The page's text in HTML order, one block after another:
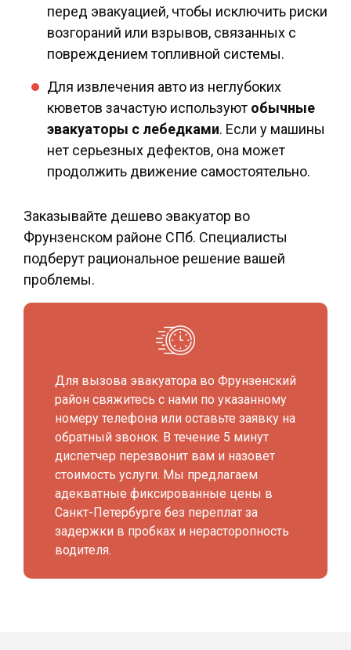
перед эвакуацией, чтобы исключить риски
возгораний или взрывов, связанных с
повреждением топливной системы.
Для извлечения авто из неглубоких
кюветов зачастую используют обычные
эвакуаторы с лебедками. Если у машины
нет серьезных дефектов, она может
продолжить движение самостоятельно.
Заказывайте дешево эвакуатор во
Фрунзенском районе СПб. Специалисты
подберут рациональное решение вашей
проблемы.
Для вызова эвакуатора во Фрунзенский
район свяжитесь с нами по указанному
номеру телефона или оставьте заявку на
обратный звонок. В течение 5 минут
диспетчер перезвонит вам и назовет
стоимость услуги. Мы предлагаем
адекватные фиксированные цены в
Санкт-Петербурге без переплат за
задержки в пробках и нерасторопность
водителя.